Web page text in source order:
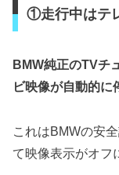
①走行中はテ
BMW純正のTVチ
ビ映像が自動的に
これはBMWの安
て映像表示がオフ